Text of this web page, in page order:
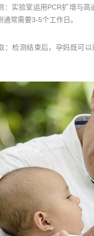
验室运用PCR扩增与高
通常需要3-5个工作日。
检测结束后，孕妈既可以